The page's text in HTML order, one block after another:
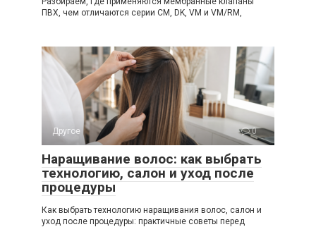
ПВХ, чем отличаются серии CM, DK, VM и VM/RM,
Другое 0
Наращивание волос: как выбрать
технологию, салон и уход после
процедуры
Как выбрать технологию наращивания волос, салон и
уход после процедуры: практичные советы перед